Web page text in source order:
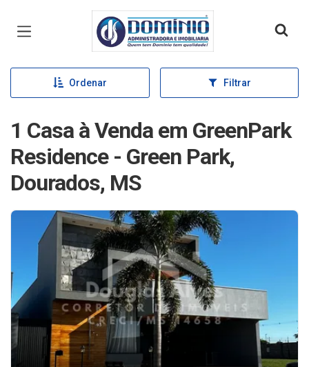
Página inicial
Ordenar Filtrar
1 Casa à Venda em GreenPark
Residence - Green Park,
Dourados, MS